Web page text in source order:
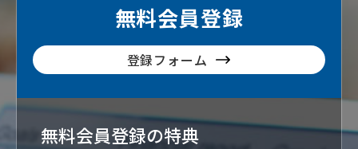
無料会員登録
登録フォーム
無料会員登録の特典